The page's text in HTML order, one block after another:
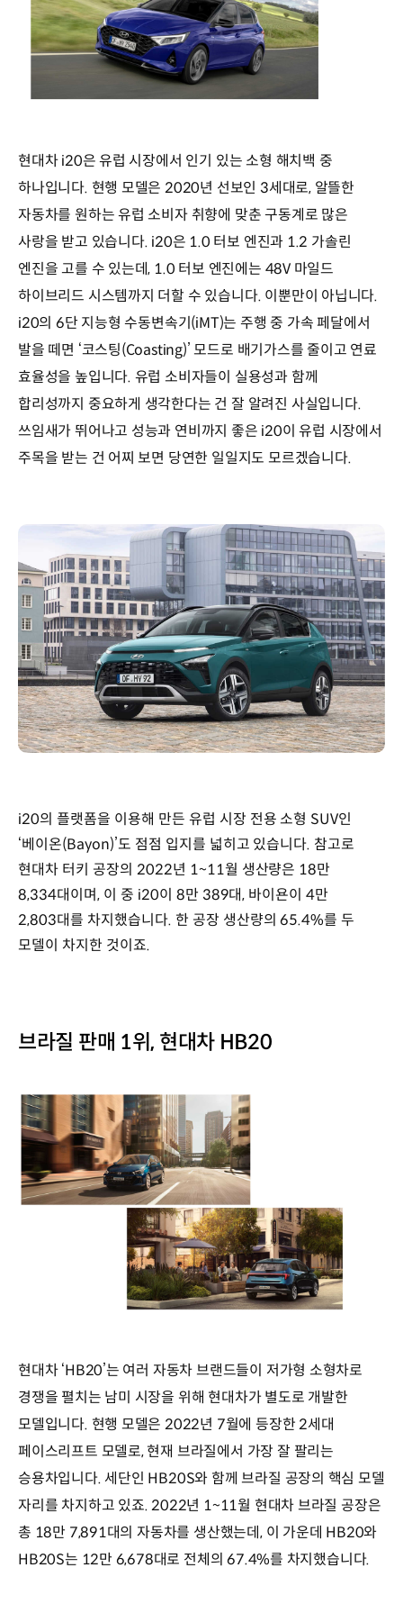
현대차 i20은 유럽 시장에서 인기 있는 소형 해치백 중
하나입니다. 현행 모델은 2020년 선보인 3세대로, 알뜰한
자동차를 원하는 유럽 소비자 취향에 맞춘 구동계로 많은
사랑을 받고 있습니다. i20은 1.0 터보 엔진과 1.2 가솔린
엔진을 고를 수 있는데, 1.0 터보 엔진에는 48V 마일드
하이브리드 시스템까지 더할 수 있습니다. 이뿐만이 아닙니다.
i20의 6단 지능형 수동변속기(iMT)는 주행 중 가속 페달에서
발을 떼면 ‘코스팅(Coasting)’ 모드로 배기가스를 줄이고 연료
효율성을 높입니다. 유럽 소비자들이 실용성과 함께
합리성까지 중요하게 생각한다는 건 잘 알려진 사실입니다.
쓰임새가 뛰어나고 성능과 연비까지 좋은 i20이 유럽 시장에서
주목을 받는 건 어찌 보면 당연한 일일지도 모르겠습니다.
i20의 플랫폼을 이용해 만든 유럽 시장 전용 소형 SUV인
‘베이온(Bayon)’도 점점 입지를 넓히고 있습니다. 참고로
현대차 터키 공장의 2022년 1~11월 생산량은 18만
8,334대이며, 이 중 i20이 8만 389대, 바이욘이 4만
2,803대를 차지했습니다. 한 공장 생산량의 65.4%를 두
모델이 차지한 것이죠.
브라질 판매 1위, 현대차 HB20
현대차 ‘HB20’는 여러 자동차 브랜드들이 저가형 소형차로
경쟁을 펼치는 남미 시장을 위해 현대차가 별도로 개발한
모델입니다. 현행 모델은 2022년 7월에 등장한 2세대
페이스리프트 모델로, 현재 브라질에서 가장 잘 팔리는
승용차입니다. 세단인 HB20S와 함께 브라질 공장의 핵심 모델
자리를 차지하고 있죠. 2022년 1~11월 현대차 브라질 공장은
총 18만 7,891대의 자동차를 생산했는데, 이 가운데 HB20와
HB20S는 12만 6,678대로 전체의 67.4%를 차지했습니다.